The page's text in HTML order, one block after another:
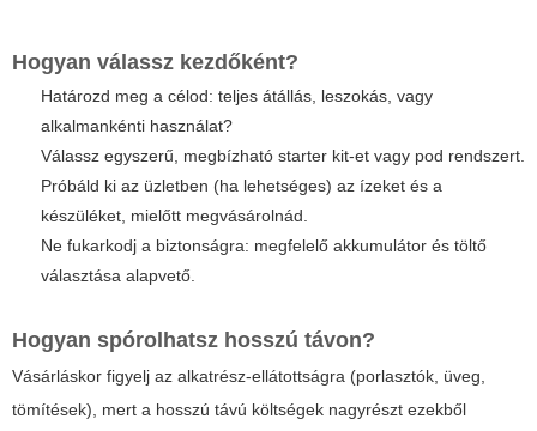
Hogyan válassz kezdőként?
Határozd meg a célod: teljes átállás, leszokás, vagy
alkalmankénti használat?
Válassz egyszerű, megbízható starter kit-et vagy pod rendszert.
Próbáld ki az üzletben (ha lehetséges) az ízeket és a
készüléket, mielőtt megvásárolnád.
Ne fukarkodj a biztonságra: megfelelő akkumulátor és töltő
választása alapvető.
Hogyan spórolhatsz hosszú távon?
Vásárláskor figyelj az alkatrész-ellátottságra (porlasztók, üveg,
tömítések), mert a hosszú távú költségek nagyrészt ezekből